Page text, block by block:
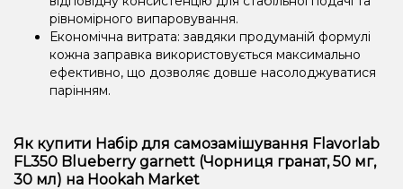
рівномірного випаровування.
Економічна витрата: завдяки продуманій формулі
кожна заправка використовується максимально
ефективно, що дозволяє довше насолоджуватися
парінням.
Як купити Набір для самозамішування Flavorlab
FL350 Blueberry garnett (Чорниця гранат, 50 мг,
30 мл) на Hookah Market